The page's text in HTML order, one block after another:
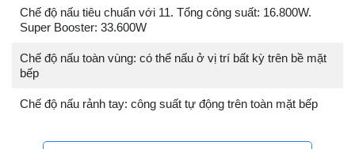
Chế độ nấu tiêu chuẩn với 11. Tổng công suất: 16.800W.
Super Booster: 33.600W
Chế độ nấu toàn vùng: có thể nấu ở vị trí bất kỳ trên bề mặt
bếp
Chế độ nấu rảnh tay: công suất tự động trên toàn mặt bếp